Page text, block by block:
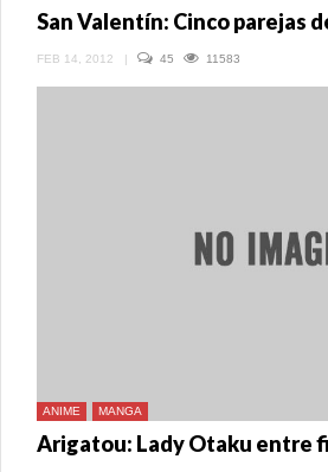
FEB 14, 2012 45 11583
ANIME MANGA